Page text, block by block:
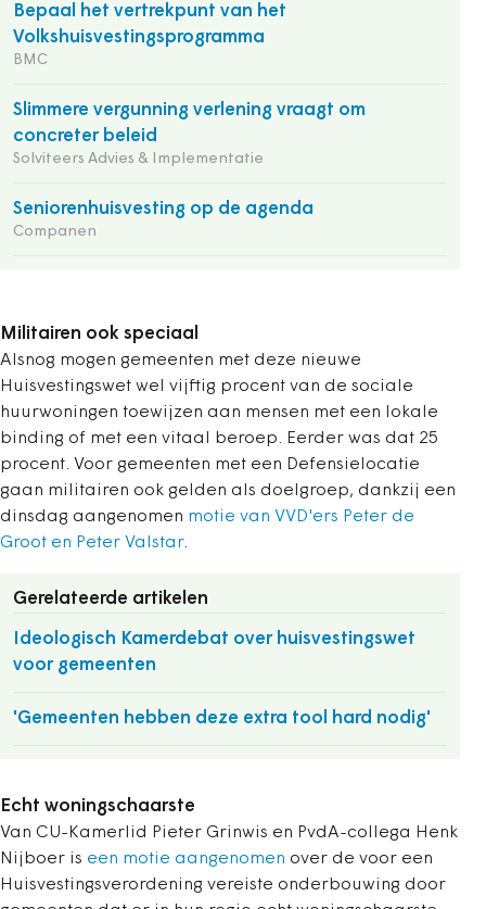
Bepaal het vertrekpunt van het
Volkshuisvestingsprogramma
BMC
Slimmere vergunning verlening vraagt om
concreter beleid
Solviteers Advies & Implementatie
Seniorenhuisvesting op de agenda
Companen
Militairen ook speciaal
Alsnog mogen gemeenten met deze nieuwe
Huisvestingswet wel vijftig procent van de sociale
huurwoningen toewijzen aan mensen met een lokale
binding of met een vitaal beroep. Eerder was dat 25
procent. Voor gemeenten met een Defensielocatie
gaan militairen ook gelden als doelgroep, dankzij een
dinsdag aangenomen motie van VVD'ers Peter de
Groot en Peter Valstar.
Gerelateerde artikelen
Ideologisch Kamerdebat over huisvestingswet
voor gemeenten
'Gemeenten hebben deze extra tool hard nodig'
Echt woningschaarste
Van CU-Kamerlid Pieter Grinwis en PvdA-collega Henk
Nijboer is een motie aangenomen over de voor een
Huisvestingsverordening vereiste onderbouwing door